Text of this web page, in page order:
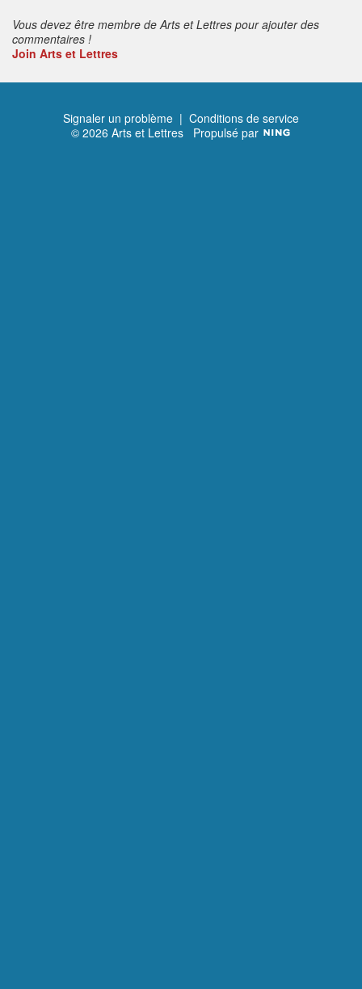
Vous devez être membre de Arts et Lettres pour ajouter des
commentaires !
Join Arts et Lettres
Signaler un problème | Conditions de service
© 2026 Arts et Lettres Propulsé par